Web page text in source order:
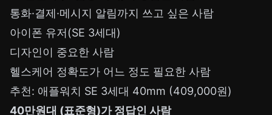
통화·결제·메시지 알림까지 쓰고 싶은 사람
아이폰 유저(SE 3세대)
디자인이 중요한 사람
헬스케어 정확도가 어느 정도 필요한 사람
추천: 애플워치 SE 3세대 40mm (409,000원)
40만원대 (표준형)가 정답인 사람